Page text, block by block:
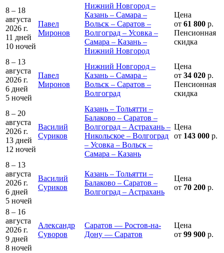
8 – 18
августа
2026 г.
11 дней
10 ночей
Павел
Миронов
Нижний Новгород –
Казань – Самара –
Вольск – Саратов –
Волгоград – Усовка –
Самара – Казань –
Нижний Новгород
Цена
от 61 800 р.
Пенсионная
скидка
8 – 13
августа
2026 г.
6 дней
5 ночей
Павел
Миронов
Нижний Новгород –
Казань – Самара –
Вольск – Саратов –
Волгоград
Цена
от 34 020 р.
Пенсионная
скидка
8 – 20
августа
2026 г.
13 дней
12 ночей
Василий
Суриков
Казань – Тольятти –
Балаково – Саратов –
Волгоград – Астрахань –
Никольское – Волгоград
– Усовка – Вольск –
Самара – Казань
Цена
от 143 000 р.
8 – 13
августа
2026 г.
6 дней
5 ночей
Василий
Суриков
Казань – Тольятти –
Балаково – Саратов –
Волгоград – Астрахань
Цена
от 70 200 р.
8 – 16
августа
2026 г.
9 дней
8 ночей
Александр
Суворов
Саратов — Ростов-на-
Дону — Саратов
Цена
от 99 900 р.